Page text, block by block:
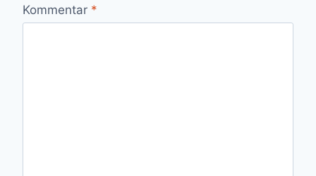
Kommentar *